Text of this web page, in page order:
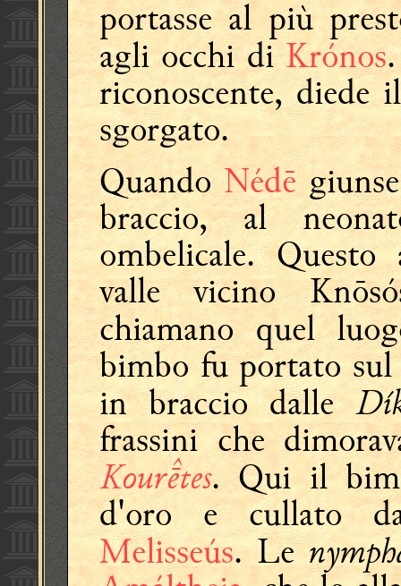
portasse al più
agli occhi diKrónos
riconoscente, diede
sgorgato.
Quando Nédē
braccio, al
ombelicale.
valle vicino
chiamano quel
bimbo fu portato
in braccio dalle
frassini che
Kourtes. Qui il
d'oro e cullato
Melisseús. Le